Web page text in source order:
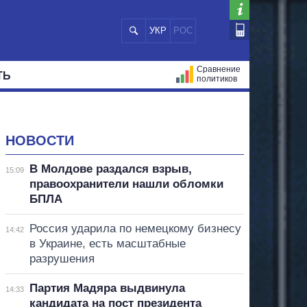
УКР РОС
Сравнение
политиков
НОВОСТИ
15:09
В Молдове раздался взрыв,
правоохранители нашли обломки
БПЛА
14:42
Россия ударила по немецкому бизнесу
в Украине, есть масштабные
разрушения
14:33
Партия Мадяра выдвинула
кандидата на пост президента